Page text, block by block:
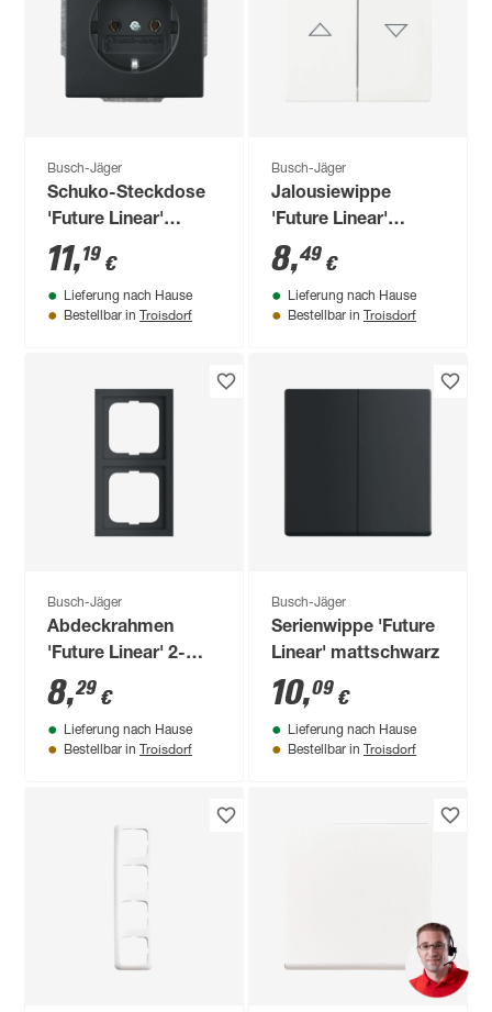
Busch-Jäger
Schuko-Steckdose
'Future Linear'
mattschwarz
11,19 €
Lieferung nach Hause
Bestellbar in Troisdorf
Busch-Jäger
Jalousiewippe
'Future Linear'
studioweiß
8,49 €
Lieferung nach Hause
Bestellbar in Troisdorf
Busch-Jäger
Abdeckrahmen
'Future Linear' 2-
fach mattschwarz
8,29 €
Lieferung nach Hause
Bestellbar in Troisdorf
Busch-Jäger
Serienwippe 'Future
Linear' mattschwarz
10,09 €
Lieferung nach Hause
Bestellbar in Troisdorf